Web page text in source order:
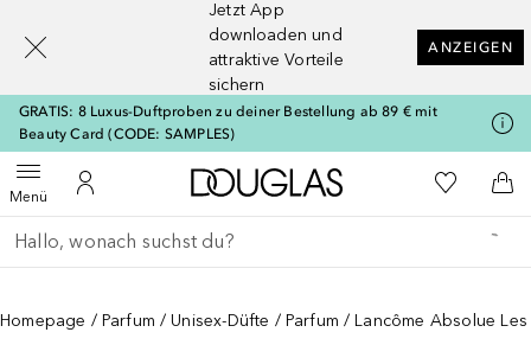
Jetzt App
downloaden und
attraktive Vorteile
sichern
ANZEIGEN
GRATIS: 8 Luxus-Duftproben zu deiner Bestellung ab 89 € mit
Beauty Card (CODE: SAMPLES)
MenüMenü öffnenZu Meinem Kundenkonto
Zur Douglas Startseite
Zu Meiner
Gehe zurück
Suche ausführen
Homepage Parfum Unisex-Düfte Parfum Lancôme Absolue
[navigation.slideout.screenreader]